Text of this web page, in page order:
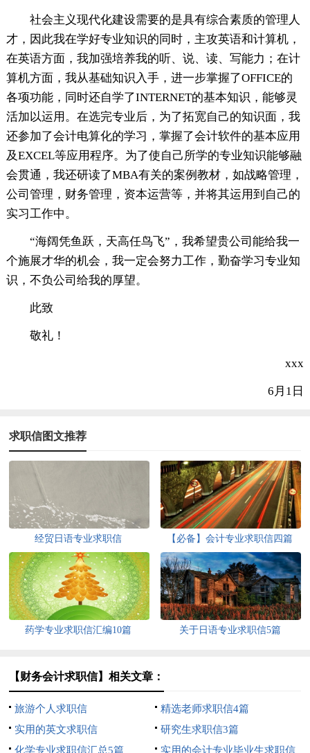
社会主义现代化建设需要的是具有综合素质的管理人
才，因此我在学好专业知识的同时，主攻英语和计算机，
在英语方面，我加强培养我的听、说、读、写能力；在计
算机方面，我从基础知识入手，进一步掌握了OFFICE的
各项功能，同时还自学了INTERNET的基本知识，能够灵
活加以运用。在选完专业后，为了拓宽自己的知识面，我
还参加了会计电算化的学习，掌握了会计软件的基本应用
及EXCEL等应用程序。为了使自己所学的专业知识能够融
会贯通，我还研读了MBA有关的案例教材，如战略管理，
公司管理，财务管理，资本运营等，并将其运用到自己的
实习工作中。
“海阔凭鱼跃，天高任鸟飞”，我希望贵公司能给我一
个施展才华的机会，我一定会努力工作，勤奋学习专业知
识，不负公司给我的厚望。
此致
敬礼！
xxx
6月1日
求职信图文推荐
经贸日语专业求职信 【必备】会计专业求职信四篇
药学专业求职信汇编10篇 关于日语专业求职信5篇
【财务会计求职信】相关文章：
旅游个人求职信
精选老师求职信4篇
实用的英文求职信
研究生求职信3篇
化学专业求职信汇总5篇
实用的会计专业毕业生求职信